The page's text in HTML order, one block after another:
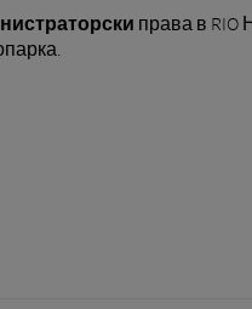
права в RIO